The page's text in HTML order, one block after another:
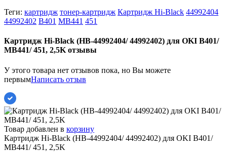
Теги: картридж тонер-картридж Картридж Hi-Black 44992404
44992402 B401 MB441 451
Картридж Hi-Black (HB-44992404/ 44992402) для OKI B401/
MB441/ 451, 2,5K отзывы
У этого товара нет отзывов пока, но Вы можете
первымНаписать отзыв
Товар добавлен в корзину
Картридж Hi-Black (HB-44992404/ 44992402) для OKI B401/
MB441/ 451, 2,5K